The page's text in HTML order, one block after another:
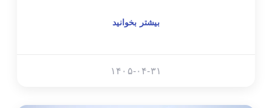
بیشتر بخوانید
۱۴۰۵-۰۴-۳۱